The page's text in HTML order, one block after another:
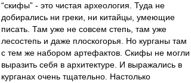
“скифы” - это чистая археология. Туда не
добирались ни греки, ни китайцы, умеющие
писать. Там уже не совсем степь, там уже
лесостепь и даже плоскогорья. Но курганы там
с тем же набором артефактов. Скифы не могли
выразить себя в архитектуре. И выражались в
курганах очень тщательно. Настолько